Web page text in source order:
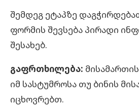
შემდეგ ეტაპზე
ფორმის შევსება პირადი
შესახებ.
გაფრთხილება:
იმ სასტუმროსა თუ ბინის
იცხოვრებთ.